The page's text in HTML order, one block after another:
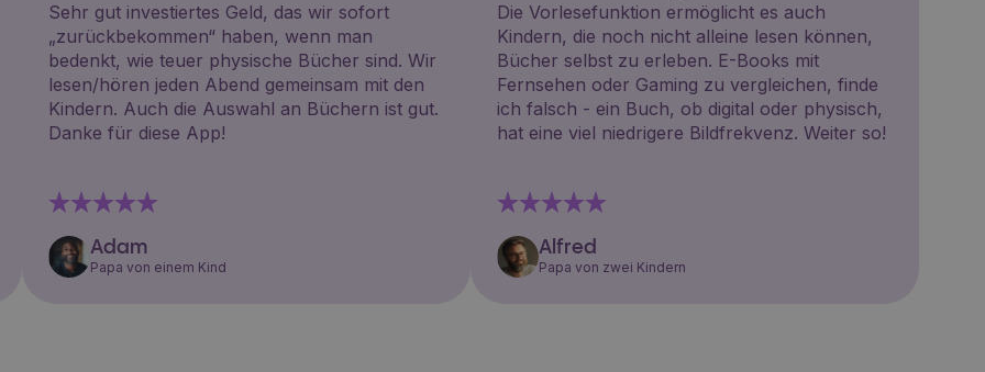
Sehr gut investiertes Geld, das wir sofort
„zurückbekommen“ haben, wenn man
bedenkt, wie teuer physische Bücher sind. Wir
lesen/hören jeden Abend gemeinsam mit den
Kindern. Auch die Auswahl an Büchern ist gut.
Danke für diese App!
Adam
Papa von einem Kind
Die Vorlesefunktion ermöglicht es auch
Kindern, die noch nicht alleine lesen können,
Bücher selbst zu erleben. E-Books mit
Fernsehen oder Gaming zu vergleichen, finde
ich falsch - ein Buch, ob digital oder physisch,
hat eine viel niedrigere Bildfrekvenz. Weiter so!
Alfred
Papa von zwei Kindern